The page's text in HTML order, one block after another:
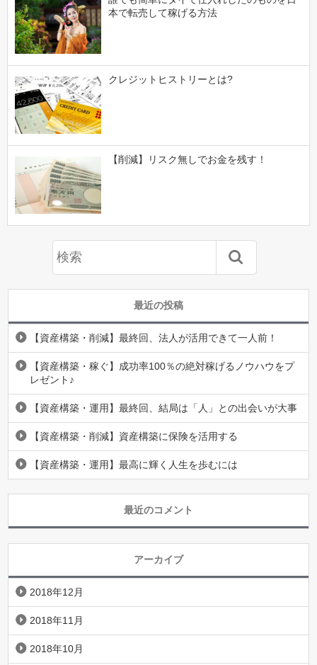
本で転売して稼げる方法
クレジットヒストリーとは?
【削減】リスク無しでお金を残す！
最近の投稿
【資産構築・削減】最終回、法人が活用できて一人前！
【資産構築・稼ぐ】成功率100％の絶対稼げるノウハウをプ
レゼント♪
【資産構築・運用】最終回、結局は「人」との出会いが大事
【資産構築・削減】資産構築に保険を活用する
【資産構築・運用】最高に輝く人生を歩むには
最近のコメント
アーカイブ
2018年12月
2018年11月
2018年10月